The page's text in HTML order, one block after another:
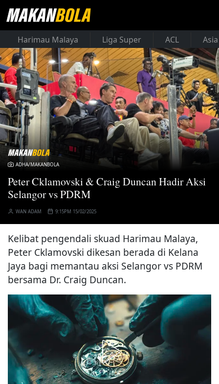
Harimau Malaya Liga Super ACL
ADHA/MAKANBOLA
Peter Cklamovski & Craig Duncan Hadir Aksi
Selangor vs PDRM
WAN ADAM 9:15PM 15/02/2025
Kelibat pengendali skuad Harimau Malaya,
Peter Cklamovski dikesan berada di Kelana
Jaya bagi memantau aksi Selangor vs PDRM
bersama Dr. Craig Duncan.